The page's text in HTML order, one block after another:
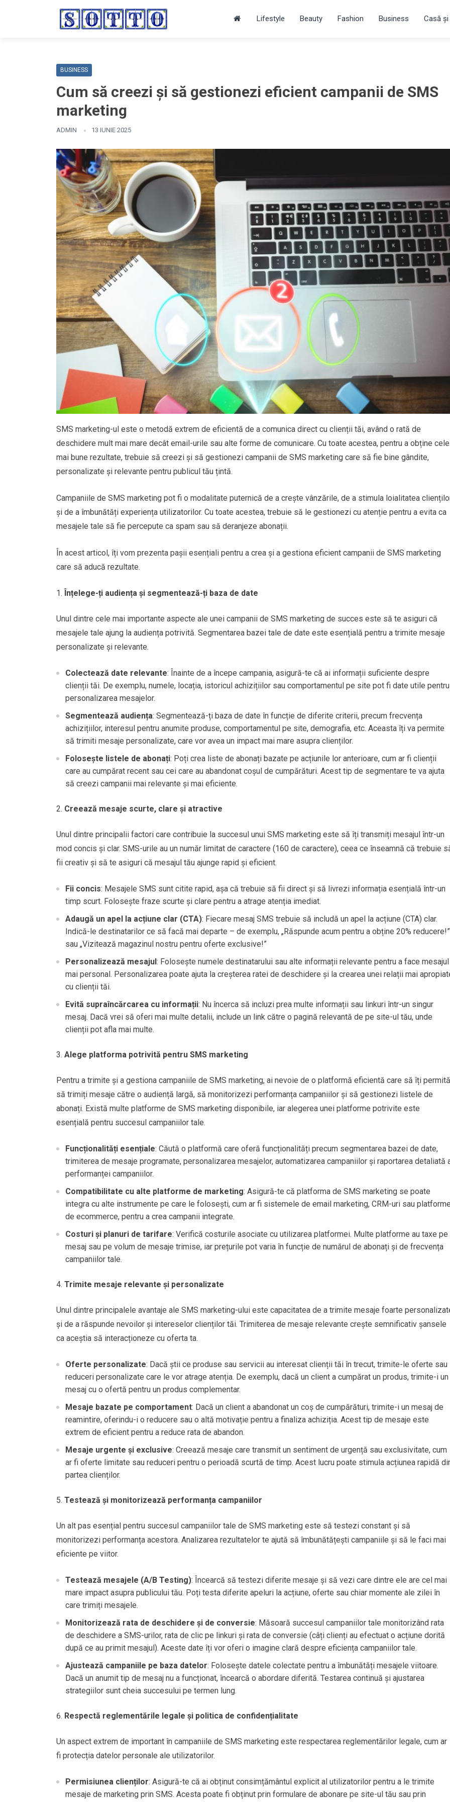
Lifestyle Beauty Fashion Business Casă și
BUSINESS
Cum să creezi și să gestionezi eficient campanii de SMS
marketing
ADMIN 13 IUNIE 2025
SMS marketing-ul este o metodă extrem de eficientă de a comunica direct cu clienții tăi, având o rată de
deschidere mult mai mare decât email-urile sau alte forme de comunicare. Cu toate acestea, pentru a obține cele
mai bune rezultate, trebuie să creezi și să gestionezi campanii de SMS marketing care să fie bine gândite,
personalizate și relevante pentru publicul tău țintă.
Campaniile de SMS marketing pot fi o modalitate puternică de a crește vânzările, de a stimula loialitatea
și de a îmbunătăți experiența utilizatorilor. Cu toate acestea, trebuie să le gestionezi cu atenție pentru a evita ca
mesajele tale să fie percepute ca spam sau să deranjeze abonații.
În acest articol, îți vom prezenta pașii esențiali pentru a crea și a gestiona eficient campanii de SMS marketing
care să aducă rezultate.
Înțelege-ți audiența și segmentează-ți baza de date
Unul dintre cele mai importante aspecte ale unei campanii de SMS marketing de succes este să te asiguri că
mesajele tale ajung la audiența potrivită. Segmentarea bazei tale de date este esențială pentru a trimite mesaje
personalizate și relevante.
Colectează date relevante: Înainte de a începe campania, asigură-te că ai informații suficiente despre
clienții tăi. De exemplu, numele, locația, istoricul achizițiilor sau comportamentul pe site pot fi date utile pentru
personalizarea mesajelor.
Segmentează audiența: Segmentează-ți baza de date în funcție de diferite criterii, precum frecvența
achizițiilor, interesul pentru anumite produse, comportamentul pe site, demografia, etc. Aceasta îți va permite
să trimiti mesaje personalizate, care vor avea un impact mai mare asupra clienților.
Folosește listele de abonați: Poți crea liste de abonați bazate pe acțiunile lor anterioare, cum ar fi clienții
care au cumpărat recent sau cei care au abandonat coșul de cumpărături. Acest tip de segmentare te va ajuta
să creezi campanii mai relevante și mai eficiente.
Creează mesaje scurte, clare și atractive
Unul dintre principalii factori care contribuie la succesul unui SMS marketing este să îți transmiți mesajul într-un
mod concis și clar. SMS-urile au un număr limitat de caractere (160 de caractere), ceea ce înseamnă că trebuie
fii creativ și să te asiguri că mesajul tău ajunge rapid și eficient.
Fii concis: Mesajele SMS sunt citite rapid, așa că trebuie să fii direct și să livrezi informația esențială într-un
timp scurt. Folosește fraze scurte și clare pentru a atrage atenția imediat.
Adaugă un apel la acțiune clar (CTA): Fiecare mesaj SMS trebuie să includă un apel la acțiune (CTA) clar.
Indică-le destinatarilor ce să facă mai departe – de exemplu, „Răspunde acum pentru a obține 20% reducere!”
sau „Vizitează magazinul nostru pentru oferte exclusive!”
Personalizează mesajul: Folosește numele destinatarului sau alte informații relevante pentru a face mesajul
mai personal. Personalizarea poate ajuta la creșterea ratei de deschidere și la crearea unei relații mai
cu clienții tăi.
Evită supraîncărcarea cu informații: Nu încerca să incluzi prea multe informații sau linkuri într-un singur
mesaj. Dacă vrei să oferi mai multe detalii, include un link către o pagină relevantă de pe site-ul tău, unde
clienții pot afla mai multe.
Alege platforma potrivită pentru SMS marketing
Pentru a trimite și a gestiona campaniile de SMS marketing, ai nevoie de o platformă eficientă care să îți permită
să trimiți mesaje către o audiență largă, să monitorizezi performanța campaniilor și să gestionezi listele de
abonați. Există multe platforme de SMS marketing disponibile, iar alegerea unei platforme potrivite este
esențială pentru succesul campaniilor tale.
Funcționalități esențiale: Căută o platformă care oferă funcționalități precum segmentarea bazei de date,
trimiterea de mesaje programate, personalizarea mesajelor, automatizarea campaniilor și raportarea detaliată
performanței campaniilor.
Compatibilitate cu alte platforme de marketing: Asigură-te că platforma de SMS marketing se poate
integra cu alte instrumente pe care le folosești, cum ar fi sistemele de email marketing, CRM-uri sau
de ecommerce, pentru a crea campanii integrate.
Costuri și planuri de tarifare: Verifică costurile asociate cu utilizarea platformei. Multe platforme au taxe pe
mesaj sau pe volum de mesaje trimise, iar prețurile pot varia în funcție de numărul de abonați și de frecvența
campaniilor tale.
Trimite mesaje relevante și personalizate
Unul dintre principalele avantaje ale SMS marketing-ului este capacitatea de a trimite mesaje foarte
și de a răspunde nevoilor și intereselor clienților tăi. Trimiterea de mesaje relevante crește semnificativ șansele
ca aceștia să interacționeze cu oferta ta.
Oferte personalizate: Dacă știi ce produse sau servicii au interesat clienții tăi în trecut, trimite-le oferte sau
reduceri personalizate care le vor atrage atenția. De exemplu, dacă un client a cumpărat un produs, trimite-i un
mesaj cu o ofertă pentru un produs complementar.
Mesaje bazate pe comportament: Dacă un client a abandonat un coș de cumpărături, trimite-i un mesaj de
reamintire, oferindu-i o reducere sau o altă motivație pentru a finaliza achiziția. Acest tip de mesaje este
extrem de eficient pentru a reduce rata de abandon.
Mesaje urgente și exclusive: Creează mesaje care transmit un sentiment de urgență sau exclusivitate, cum
ar fi oferte limitate sau reduceri pentru o perioadă scurtă de timp. Acest lucru poate stimula acțiunea rapidă
partea clienților.
Testează și monitorizează performanța campaniilor
Un alt pas esențial pentru succesul campaniilor tale de SMS marketing este să testezi constant și să
monitorizezi performanța acestora. Analizarea rezultatelor te ajută să îmbunătățești campaniile și să le faci mai
eficiente pe viitor.
Testează mesajele (A/B Testing): Încearcă să testezi diferite mesaje și să vezi care dintre ele are cel mai
mare impact asupra publicului tău. Poți testa diferite apeluri la acțiune, oferte sau chiar momente ale zilei în
care trimiți mesajele.
Monitorizează rata de deschidere și de conversie: Măsoară succesul campaniilor tale monitorizând rata
de deschidere a SMS-urilor, rata de clic pe linkuri și rata de conversie (câți clienți au efectuat o acțiune dorită
după ce au primit mesajul). Aceste date îți vor oferi o imagine clară despre eficiența campaniilor tale.
Ajustează campaniile pe baza datelor: Folosește datele colectate pentru a îmbunătăți mesajele viitoare.
Dacă un anumit tip de mesaj nu a funcționat, încearcă o abordare diferită. Testarea continuă și ajustarea
strategiilor sunt cheia succesului pe termen lung.
Respectă reglementările legale și politica de confidențialitate
Un aspect extrem de important în campaniile de SMS marketing este respectarea reglementărilor legale, cum ar
fi protecția datelor personale ale utilizatorilor.
Permisiunea clienților: Asigură-te că ai obținut consimțământul explicit al utilizatorilor pentru a le trimite
mesaje de marketing prin SMS. Acesta poate fi obținut prin formulare de abonare pe site-ul tău sau prin